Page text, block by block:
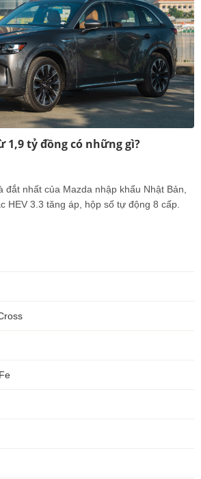
1,9 tỷ đồng có những gì?
đắt nhất của Mazda nhập khẩu Nhật Bản,
HEV 3.3 tăng áp, hộp số tự động 8 cấp.